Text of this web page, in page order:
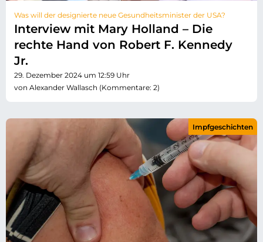
Was will der designierte neue Gesundheitsminister der USA?
Interview mit Mary Holland – Die
rechte Hand von Robert F. Kennedy
Jr.
29. Dezember 2024 um 12:59 Uhr
von Alexander Wallasch (Kommentare: 2)
Impfgeschichten